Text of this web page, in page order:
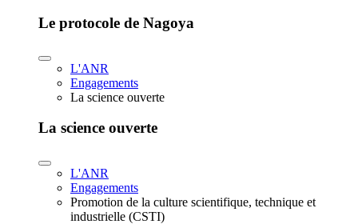
Le protocole de Nagoya
L'ANR
Engagements
La science ouverte
La science ouverte
L'ANR
Engagements
Promotion de la culture scientifique, technique et
industrielle (CSTI)